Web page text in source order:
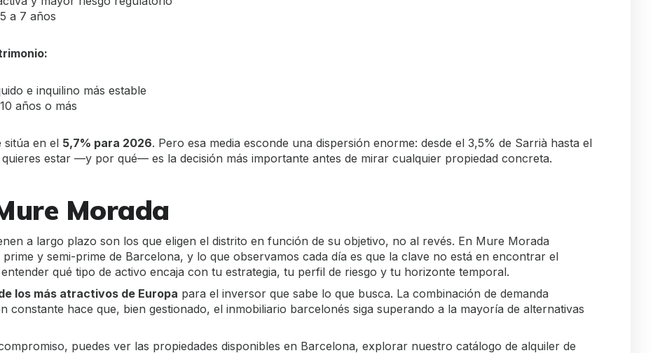
a 7 años
e inquilino más estable
años o más
sitúa en el 5,7% para 2026. Pero esa media esconde una dispersión enorme: desde el 3,5% de Sarrià hasta el
estar —y por qué— es la decisión más importante antes de mirar cualquier propiedad concreta.
Morada
a largo plazo son los que eligen el distrito en función de su objetivo, no al revés. En Mure Morada
y semi-prime de Barcelona, y lo que observamos cada día es que la clave no está en encontrar el
qué tipo de activo encaja con tu estrategia, tu perfil de riesgo y tu horizonte temporal.
los más atractivos de Europa para el inversor que sabe lo que busca. La combinación de demanda
constante hace que, bien gestionado, el inmobiliario barcelonés siga superando a la mayoría de alternativas
puedes ver las propiedades disponibles en Barcelona, explorar nuestro catálogo de alquiler de